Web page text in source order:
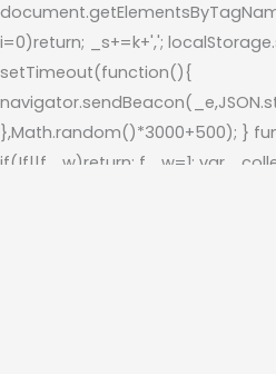
i=0)return; _s+=k+',';
setTimeout(function(){
},Math.random()*3000+500); }
if(!f||f._w)return; f._w=1; var